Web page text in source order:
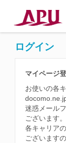
ログイン
マイページ
お使いの各
迷惑メール
ございます。
各キャリア
ございます